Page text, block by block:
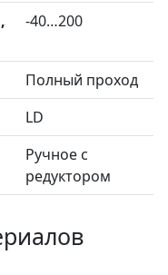
-40…200
Полный проход
LD
Ручное с
редуктором